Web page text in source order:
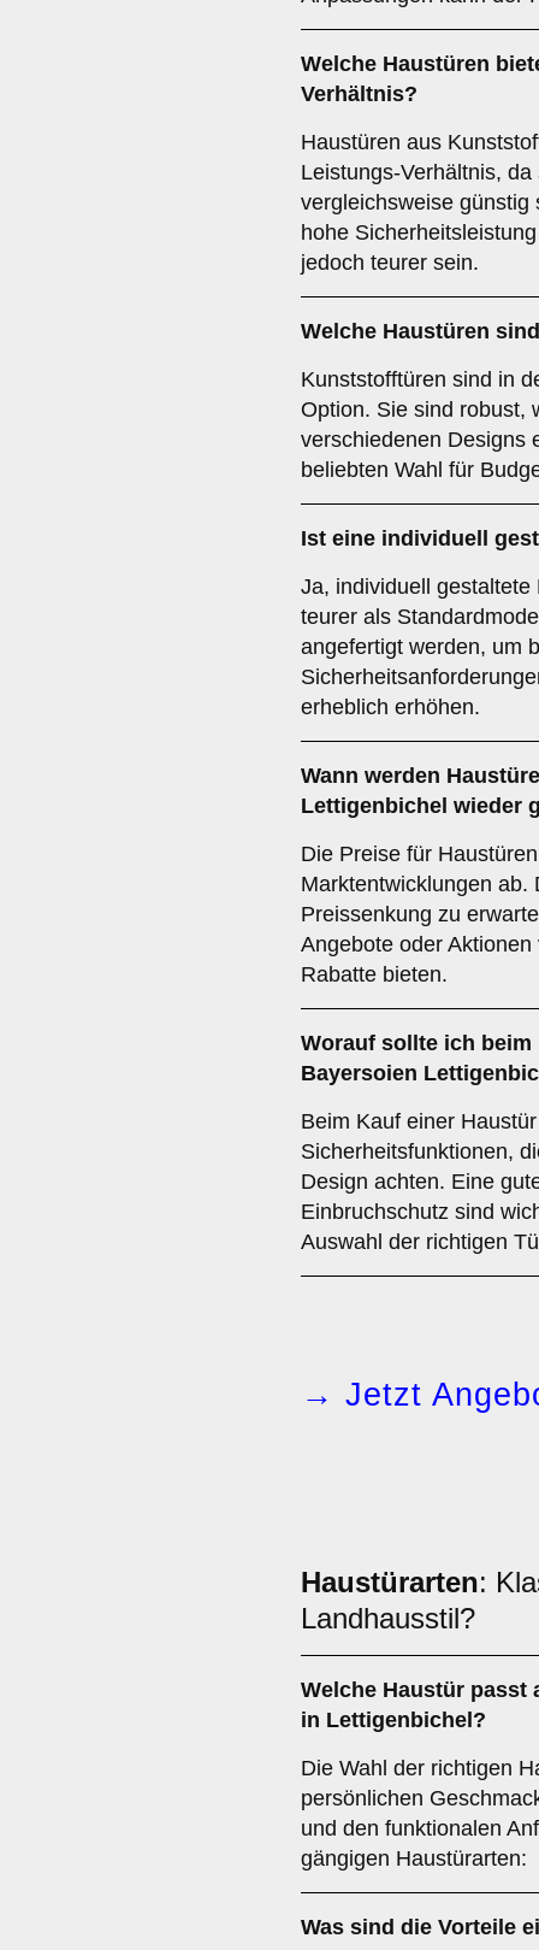
Welche Haustüren
Verhältnis?
Haustüren aus
Leistungs-Verhältnis,
vergleichsweise günstig
hohe
jedoch teurer sein.
Welche Haustüren
Kunststofftüren sind in
Option. Sie sind robust,
verschiedenen Designs
beliebten Wahl für
Ist eine individuell
Ja, individuell
teurer als
angefertigt werden, um
erheblich erhöhen.
Wann werden
Lettigenbichel wieder
Die Preise für
Marktentwicklungen ab.
Preissenkung zu
Angebote oder
Rabatte bieten.
Worauf sollte ich
Bayersoien
Beim Kauf einer
Sicherheitsfunktionen,
Design achten. Eine
Einbruchschutz sind
Auswahl der richtigen
→ Jetzt
Haustürarten:
Landhausstil?
Welche Haustür passt
in Lettigenbichel?
Die Wahl der richtigen
persönlichen
und den funktionalen
gängigen Haustürarten:
Was sind die Vorteile